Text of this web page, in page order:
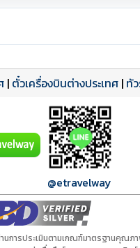
| ตั๋วเครื่องบินต่างประเทศ | ทั
@etravelway
นการประเมินตามเกณฑ์มาตรฐานคุณภ